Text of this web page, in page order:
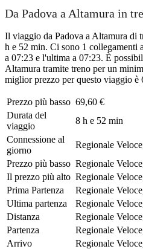
Da Padova a Altamura in
Il viaggio da Padova a Altamura di
h e 52 min. Ci sono 1 collegamenti
a 07:23 e l'ultima a 07:23. È
Altamura tramite treno per un
miglior prezzo per questo viaggio è
Prezzo più basso 69,60 €
Durata del
viaggio
8 h e 52 min
Connessione al
giorno
Regionale
Prezzo più basso Regionale
Il prezzo più alto Regionale
Prima Partenza
Regionale
Ultima partenza
Regionale
Distanza
Regionale
Partenza
Regionale
Arrivo
Regionale